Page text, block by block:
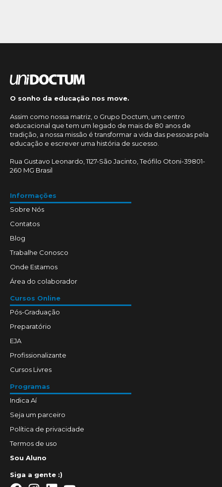
O sonho da educação nos move.
Assim como nossa matriz, o Grupo Doctum, um centro
educacional que tem um legado de mais de 80 anos de
tradição, a nossa missão é transformar a vida das pessoas pela
educação e escrever uma história de sucesso.
Rua Gustavo Leonardo, 1127-São Jacinto, Teófilo Otoni-39801-
260 MG Brasil
Informações
Sobre Nós
Contatos
Blog
Trabalhe Conosco
Onde Estamos
Área do colaborador
Cursos Online
Pós-Graduação
Preparatório
EJA
Profissionalizante
Cursos Livres
Programas
Indica Aí
Seja um parceiro
Política de privacidade
Termos de uso
Sou Aluno
Siga a gente :)